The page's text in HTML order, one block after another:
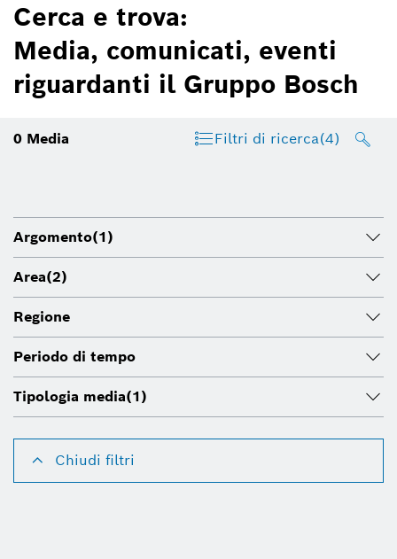
Cerca e trova:
Media, comunicati, eventi
riguardanti il Gruppo Bosch
0 Media Filtri di ricerca(4)
Argomento(1)
Area(2)
Regione
Periodo di tempo
Tipologia media(1)
Chiudi filtri